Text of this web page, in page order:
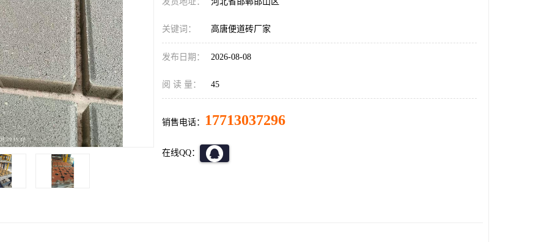
关键词： 高唐便道砖厂家
发布日期： 2026-08-08
阅 读 量： 45
销售电话： 17713037296
在线QQ：